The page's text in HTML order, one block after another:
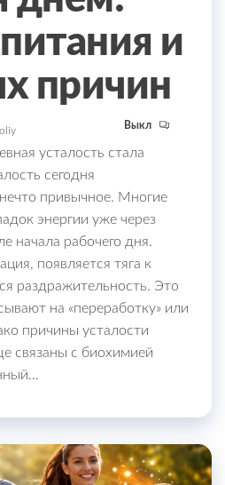
и
причин
Выкл
усталость стала
сегодня
привычное. Многие
энергии уже через
начала рабочего дня.
появляется тяга к
раздражительность. Это
на «переработку» или
причины усталости
связаны с биохимией